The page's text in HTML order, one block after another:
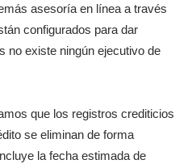
asesoría en línea a través
configurados para dar
no existe ningún ejecutivo de
que los registros crediticios
se eliminan de forma
la fecha estimada de